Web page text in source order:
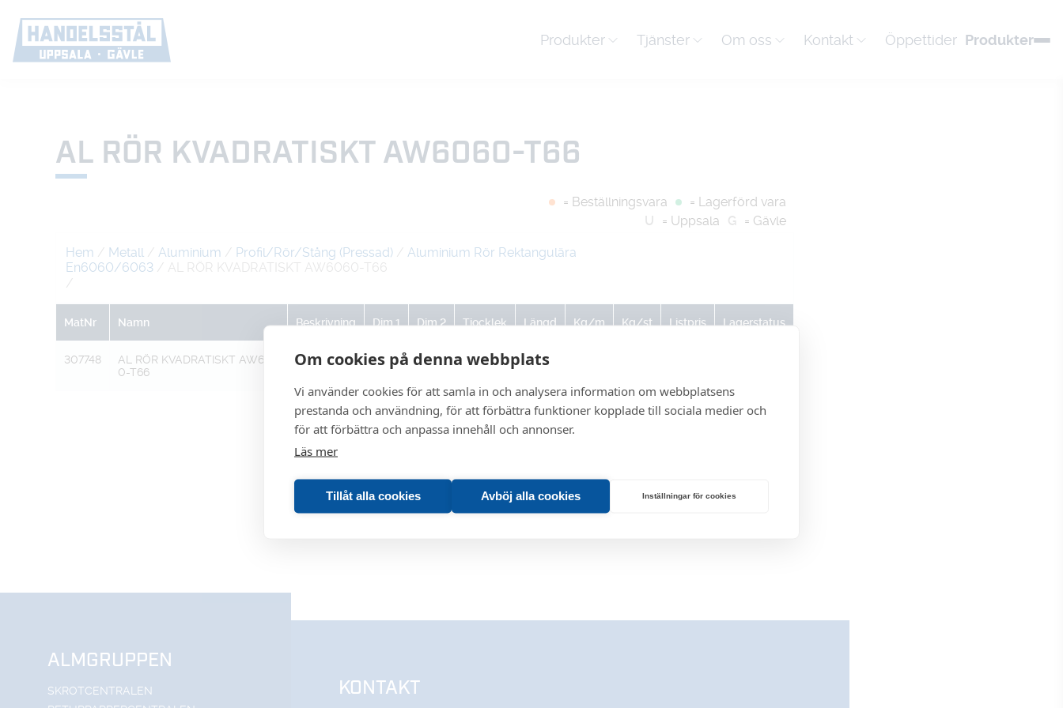
Om cookies på denna webbplats
Vi använder cookies för att samla in och analysera information om webbplatsens
prestanda och användning, för att förbättra funktioner kopplade till sociala medier och
för att förbättra och anpassa innehåll och annonser.
Läs mer
Tillåt alla cookies Avböj alla cookies Inställningar för cookies
Produkter Tjänster Om oss Kontakt Öppettider Produkter
AL RÖR KVADRATISKT AW6060-T66
= Beställningsvara
= Lagerförd vara
U
= Uppsala G = Gävle
Hem / Metall / Aluminium / Profil/Rör/Stång (Pressad) / Aluminium Rör Rektangulära
En6060/6063 / AL RÖR KVADRATISKT AW6060-T66
/
MatNr Namn Beskrivning Dim 1 Dim 2 Tjocklek Längd Kg/m Kg/st Listpris Lagerstatus
307748
AL RÖR KVADRATISKT AW606
0-T66
34 X 34 X 2 0 0 0 0
ALMGRUPPEN
SKROTCENTRALEN
KONTAKT